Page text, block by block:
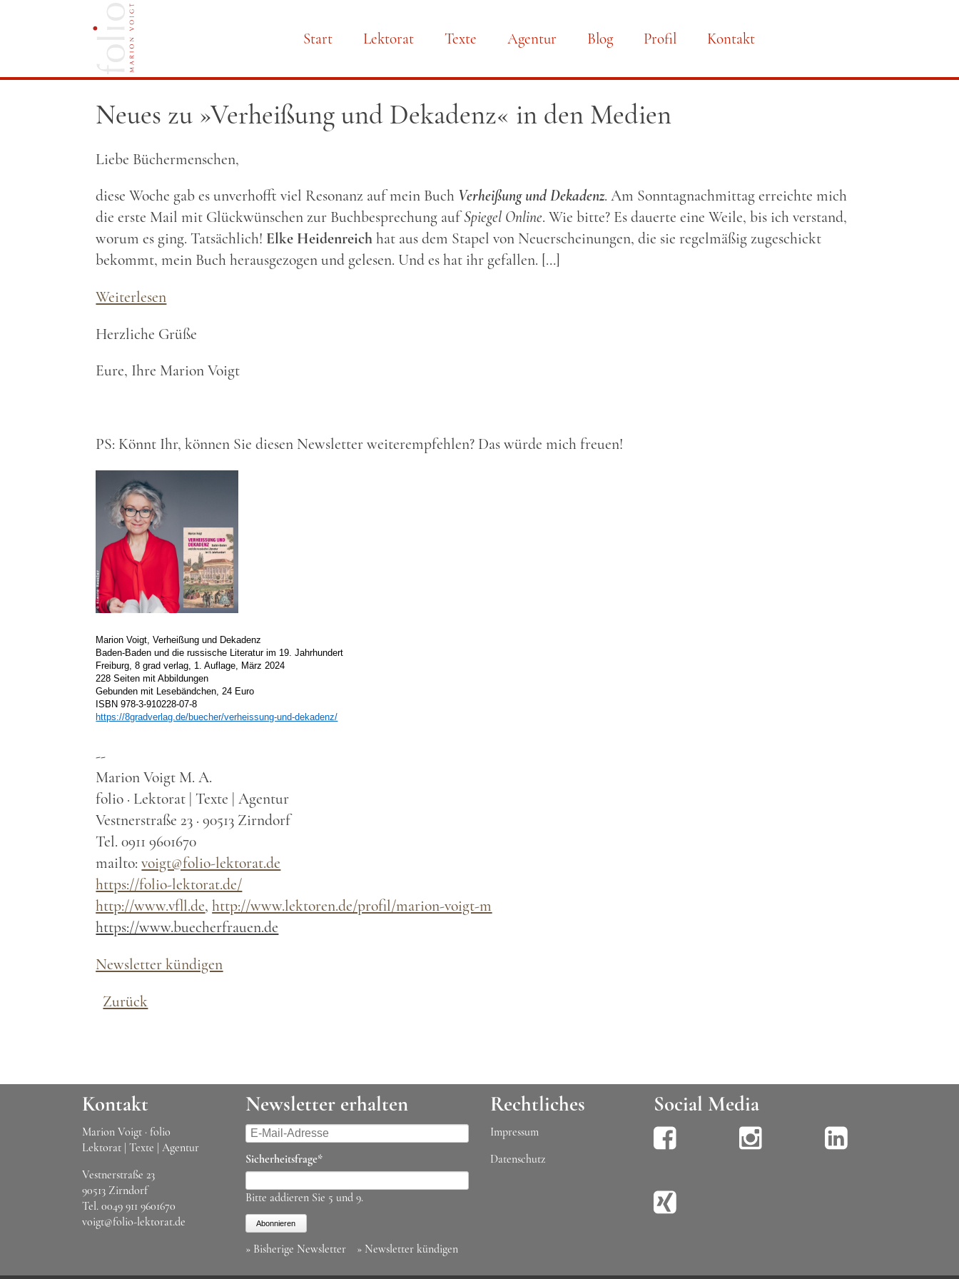
Navigation
überspringen
Start Lektorat Texte Agentur Blog Profil Kontakt
Neues zu »Verheißung und Dekadenz« in den Medien
Liebe Büchermenschen,
diese Woche gab es unverhofft viel Resonanz auf mein Buch Verheißung und Dekadenz. Am Sonntagnachmittag erreichte mich
die erste Mail mit Glückwünschen zur Buchbesprechung aufSpiegel Online. Wie bitte? Es dauerte eine Weile, bis ich verstand,
worum es ging. Tatsächlich! Elke Heidenreichhat aus dem Stapel von Neuerscheinungen, die sie regelmäßig zugeschickt
bekommt, mein Buch herausgezogen und gelesen. Und es hat ihr gefallen. […]
Weiterlesen
Herzliche Grüße
Eure, Ihre Marion Voigt
PS: Könnt Ihr, können Sie diesen Newsletter weiterempfehlen? Das würde mich freuen!
Marion Voigt, Verheißung und Dekadenz
Baden-Baden und die russische Literatur im 19. Jahrhundert
Freiburg, 8 grad verlag, 1. Auflage, März 2024
228 Seiten mit Abbildungen
Gebunden mit Lesebändchen, 24 Euro
ISBN 978-3-910228-07-8
https://8gradverlag.de/buecher/verheissung-und-dekadenz/
--
Marion Voigt M. A.
folio · Lektorat | Texte | Agentur
Vestnerstraße 23 · 90513 Zirndorf
Tel. 0911 9601670
mailto:voigt@folio-lektorat.de
https://folio-lektorat.de/
http://www.vfll.de,http://www.lektoren.de/profil/marion-voigt-m
https://www.buecherfrauen.de
Newsletter kündigen
Zurück
Kontakt
Marion Voigt · folio
Lektorat | Texte | Agentur
Vestnerstraße 23
90513 Zirndorf
Tel. 0049 911 9601670
voigt@folio-lektorat.de
Newsletter erhalten
E-
Mail-
Adresse
Pflichtfeld
Sicherheitsfrage*
Bitte addieren Sie 5 und 9.
Abonnieren
» Bisherige Newsletter » Newsletter kündigen
Rechtliches
Impressum
Datenschutz
Social Media